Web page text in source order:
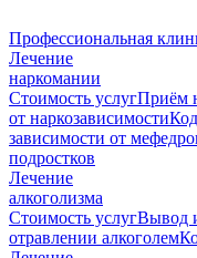
Профессиональная
Лечение
наркомании
Стоимость услугПриём
от наркозависимости
зависимости от
подростков
Лечение
алкоголизма
Стоимость услугВывод
отравлении алкоголем